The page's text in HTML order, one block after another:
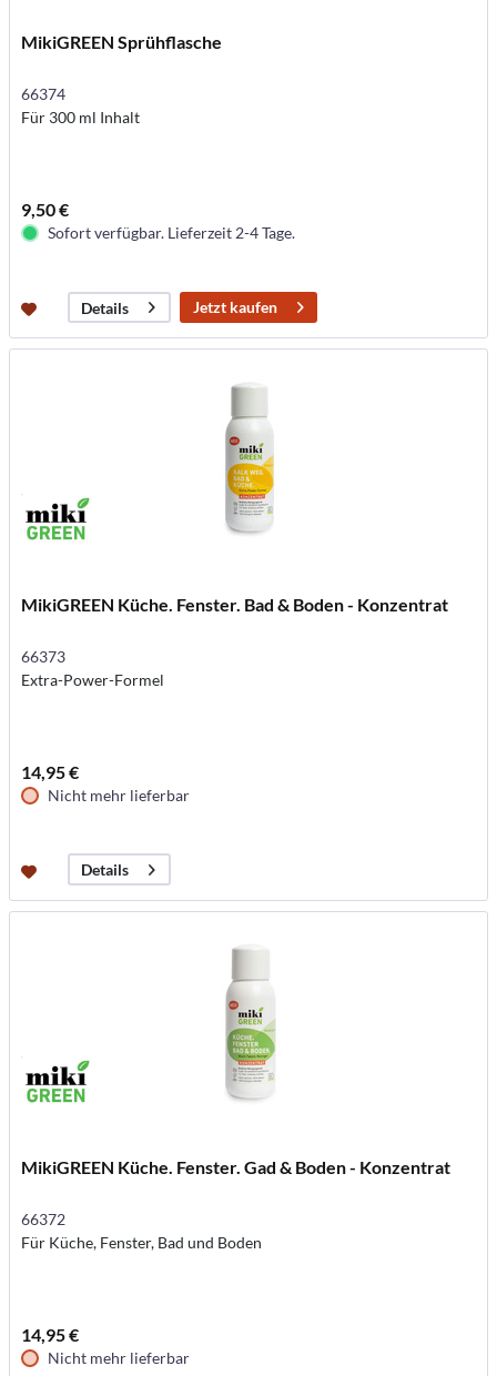
MikiGREEN Sprühflasche
66374
Für 300 ml Inhalt
9,50 €
Sofort verfügbar. Lieferzeit 2-4 Tage.
Details Jetzt kaufen
MikiGREEN Küche. Fenster. Bad & Boden - Konzentrat
66373
Extra-Power-Formel
14,95 €
Nicht mehr lieferbar
Details
MikiGREEN Küche. Fenster. Gad & Boden - Konzentrat
66372
Für Küche, Fenster, Bad und Boden
14,95 €
Nicht mehr lieferbar